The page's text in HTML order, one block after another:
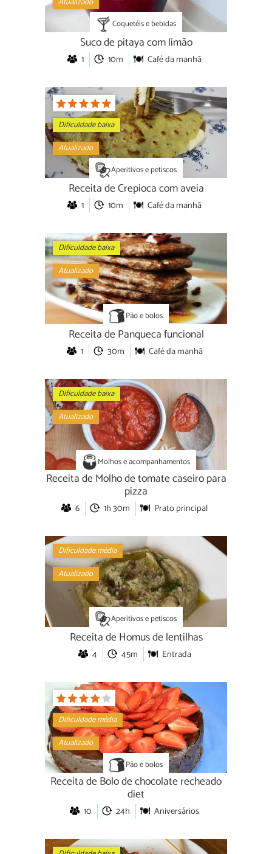
Coquetéis e bebidas
Suco de pitaya com limão
1 10m Café da manhã
Dificuldade baixa
Atualizado
Aperitivos e petiscos
Receita de Crepioca com aveia
1 10m Café da manhã
Dificuldade baixa
Atualizado
Pão e bolos
Receita de Panqueca funcional
1 30m Café da manhã
Dificuldade baixa
Atualizado
Molhos e acompanhamentos
Receita de Molho de tomate caseiro para
pizza
6 1h 30m Prato principal
Dificuldade média
Atualizado
Aperitivos e petiscos
Receita de Homus de lentilhas
4 45m Entrada
Dificuldade média
Atualizado
Pão e bolos
Receita de Bolo de chocolate recheado
diet
10 24h Aniversários